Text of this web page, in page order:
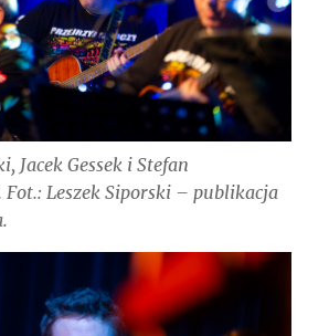
Jacek Gessek i Stefan
Fot.: Leszek Siporski – publikacja